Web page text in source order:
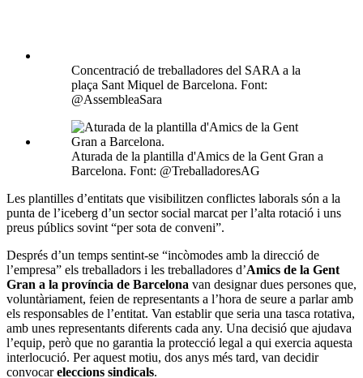
Concentració de treballadores del SARA a la
plaça Sant Miquel de Barcelona. Font:
@AssembleaSara
Aturada de la plantilla d'Amics de la Gent Gran a
Barcelona. Font: @TreballadoresAG
Les plantilles d’entitats que visibilitzen conflictes laborals són a la
punta de l’iceberg d’un sector social marcat per l’alta rotació i uns
preus públics sovint “per sota de conveni”.
Després d’un temps sentint-se “incòmodes amb la direcció de
l’empresa” els treballadors i les treballadores d’Amics de la Gent
Gran a la província de Barcelona van designar dues persones que,
voluntàriament, feien de representants a l’hora de seure a parlar amb
els responsables de l’entitat. Van establir que seria una tasca rotativa,
amb unes representants diferents cada any. Una decisió que ajudava
l’equip, però que no garantia la protecció legal a qui exercia aquesta
interlocució. Per aquest motiu, dos anys més tard, van decidir
convocareleccions sindicals.